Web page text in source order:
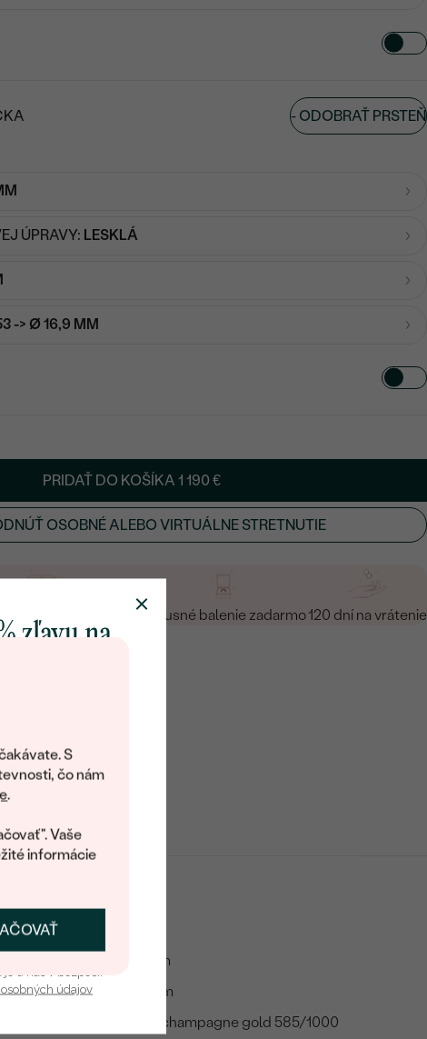
S
čo nám
.
Vaše
informácie
-ODOBRAŤ PRSTEŇ
ÚPRAVY: LESKLÁ
-> Ø 16,9 MM
PRIDAŤ DO KOŠÍKA1 190 €
OSOBNÉ ALEBO VIRTUÁLNE STRETNUTIE
a vrátenie zadarmo Luxusné balenie zadarmo120 dní na vrátenie
1 mm
2 mm
14k champagne gold 585/1000
zľavu na
šperkov Eppi.
vám
kód na
zľavu
údajov